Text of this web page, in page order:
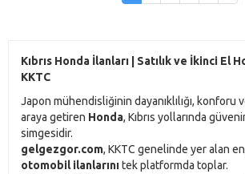
Kıbrıs Honda İlanları | Satılık ve İkinci El
KKTC
Japon mühendisliğinin dayanıklılığı, konforu
araya getiren Honda, Kıbrıs yollarında
simgesidir.
gelgezgor.com, KKTC genelinde yer alan
otomobil ilanlarınıtek platformda toplar.